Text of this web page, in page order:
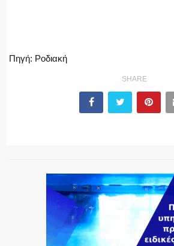
Πηγή: Ροδιακή
SHARE